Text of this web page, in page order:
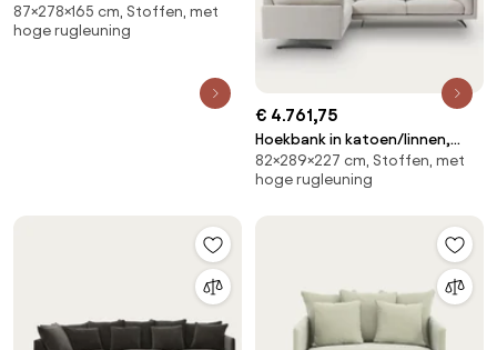
linnen, Camille
87×278×165 cm, Stoffen, met
hoge rugleuning
€ 4.761,75
Hoekbank in katoen/linnen,
César
82×289×227 cm, Stoffen, met
hoge rugleuning